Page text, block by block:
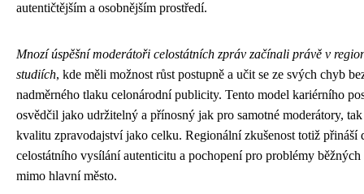
autentičtějším a osobnějším prostředí.
Mnozí úspěšní moderátoři celostátních zpráv začínali právě v
studiích, kde měli možnost růst postupně a učit se ze svých chyb
nadměrného tlaku celonárodní publicity. Tento model kariérního
osvědčil jako udržitelný a přínosný jak pro samotné moderátory,
kvalitu zpravodajství jako celku. Regionální zkušenost totiž přináší
celostátního vysílání autenticitu a pochopení pro problémy
mimo hlavní město.